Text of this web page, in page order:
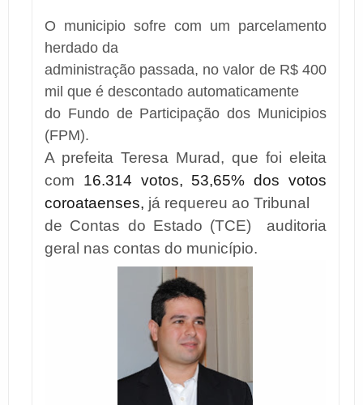
O municipio sofre com um parcelamento
herdado da
administração passada, no valor de R$ 400
mil que é descontado automaticamente
do Fundo de Participação dos Municipios
(FPM).
A prefeita Teresa Murad, que foi eleita
com 16.314 votos, 53,65% dos votos
coroataenses, já requereu ao Tribunal
de Contas do Estado (TCE) auditoria
geral nas contas do município.